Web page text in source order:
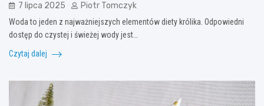
7 lipca 2025 Piotr Tomczyk
Woda to jeden z najważniejszych elementów diety królika. Odpowiedni
dostęp do czystej i świeżej wody jest…
Czytaj dalej